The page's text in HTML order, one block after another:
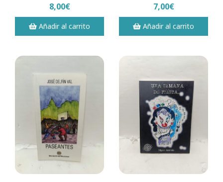
8,00€
Añadir al carrito
7,00€
Añadir al carrito